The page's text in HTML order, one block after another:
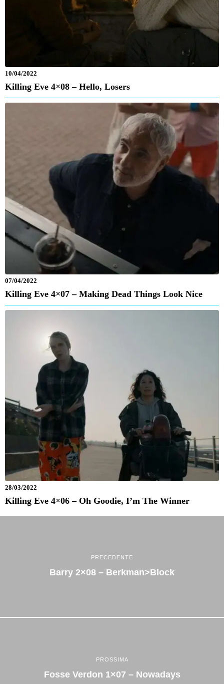
10/04/2022
Killing Eve 4×08 – Hello, Losers
07/04/2022
Killing Eve 4×07 – Making Dead Things Look Nice
28/03/2022
Killing Eve 4×06 – Oh Goodie, I’m The Winner
PRECEDENTE
Barry 2×08 – Berkman>block
PROSSIMA
Fosse Verdon 1×07 – Nowadays